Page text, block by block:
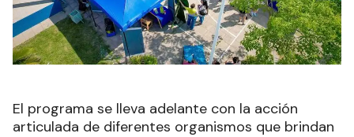
El programa se lleva adelante con la acción
articulada de diferentes organismos que brindan